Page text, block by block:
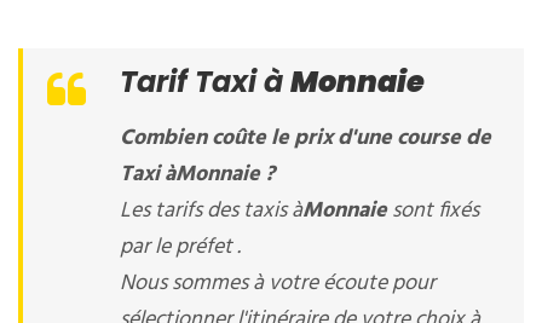
Tarif Taxi àMonnaie
Combien coûte le prix d'une course de
Taxi àMonnaie?
Les tarifs des taxis àMonnaiesont fixés
par le préfet .
Nous sommes à votre écoute pour